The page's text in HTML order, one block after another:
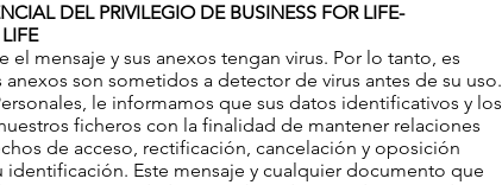
DEL PRIVILEGIO DE BUSINESS FOR LIFE-
mensaje y sus anexos tengan virus. Por lo tanto, es
son sometidos a detector de virus antes de su uso.
le informamos que sus datos identificativos y los
ficheros con la finalidad de mantener relaciones
de acceso, rectificación, cancelación y oposición
identificación. Este mensaje y cualquier documento que